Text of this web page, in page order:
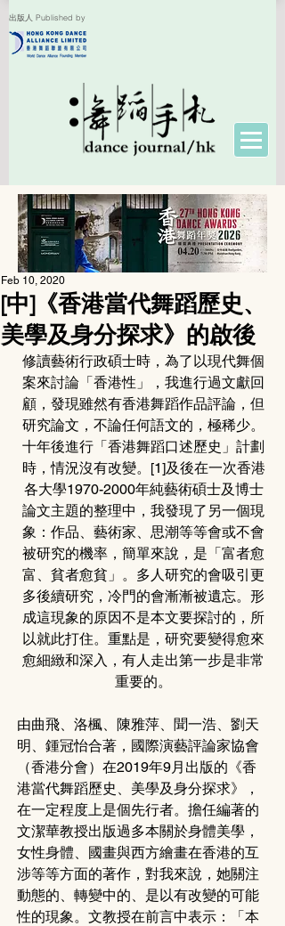
出版人 Published by
[中]《香港當代舞蹈歷史、
美學及身分探求》的啟後
Feb 10, 2020
修讀藝術行政碩士時，為了以現代舞個
案來討論「香港性」，我進行過文獻回
顧，發現雖然有香港舞蹈作品評論，但
研究論文，不論任何語文的，極稀少。
十年後進行「香港舞蹈口述歷史」計劃
時，情況沒有改變。[1]及後在一次香港
各大學1970-2000年純藝術碩士及博士
論文主題的整理中，我發現了另一個現
象：作品、藝術家、思潮等等會或不會
被研究的機率，簡單來說，是「富者愈
富、貧者愈貧」。多人研究的會吸引更
多後續研究，冷門的會漸漸被遺忘。形
成這現象的原因不是本文要探討的，所
以就此打住。重點是，研究要變得愈來
愈細緻和深入，有人走出第一步是非常
重要的。
由曲飛、洛楓、陳雅萍、聞一浩、劉天
明、鍾冠怡合著，國際演藝評論家協會
（香港分會）在2019年9月出版的《香
港當代舞蹈歷史、美學及身分探求》，
在一定程度上是個先行者。擔任編著的
文潔華教授出版過多本關於身體美學，
女性身體、國畫與西方繪畫在香港的互
涉等等方面的著作，對我來說，她關注
動態的、轉變中的、是以有改變的可能
性的現象。文教授在前言中表示：「本